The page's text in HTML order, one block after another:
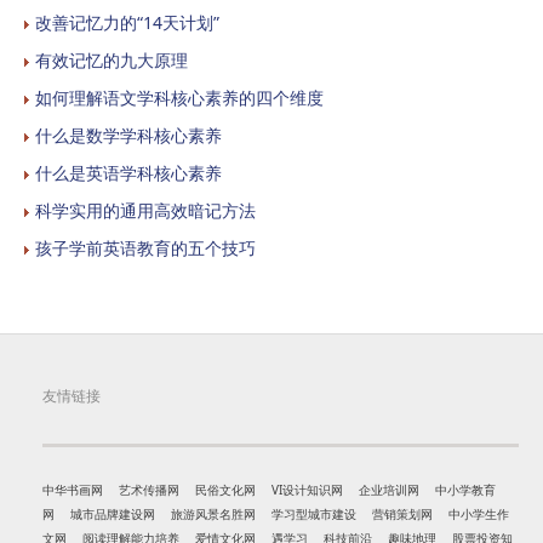
改善记忆力的“14天计划”
有效记忆的九大原理
如何理解语文学科核心素养的四个维度
什么是数学学科核心素养
什么是英语学科核心素养
科学实用的通用高效暗记方法
孩子学前英语教育的五个技巧
友情链接
中华书画网 艺术传播网 民俗文化网 VI设计知识网 企业培训网
中小学教育
网
城市品牌建设网 旅游风景名胜网 学习型城市建设 营销策划网
中小学生作
文网
阅读理解能力培养 爱情文化网 遇学习 科技前沿 趣味地理 股票投资知